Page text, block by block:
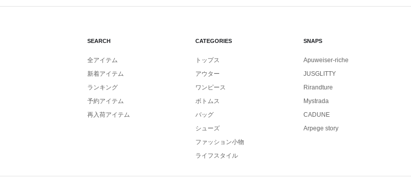
SEARCH
全アイテム
新着アイテム
ランキング
予約アイテム
再入荷アイテム
CATEGORIES
トップス
アウター
ワンピース
ボトムス
バッグ
シューズ
ファッション小物
ライフスタイル
SNAPS
Apuweiser-riche
JUSGLITTY
Rirandture
Mystrada
CADUNE
Arpege story